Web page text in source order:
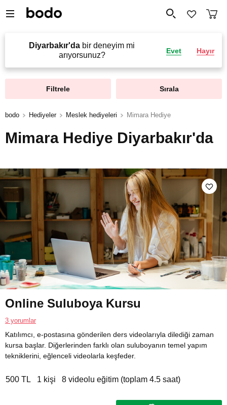
Diyarbakır'da bir deneyim mi
arıyorsunuz?
Evet Hayır
Filtrele Sırala
bodo Hediyeler Meslek hediyeleri Mimara Hediye
Mimara Hediye Diyarbakır'da
Online Suluboya Kursu
3 yorumlar
Katılımcı, e-postasına gönderilen ders videolarıyla dilediği zaman
kursa başlar. Diğerlerinden farklı olan suluboyanın temel yapım
tekniklerini, eğlenceli videolarla keşfeder.
500 TL 1 kişi 8 videolu eğitim (toplam 4.5 saat)